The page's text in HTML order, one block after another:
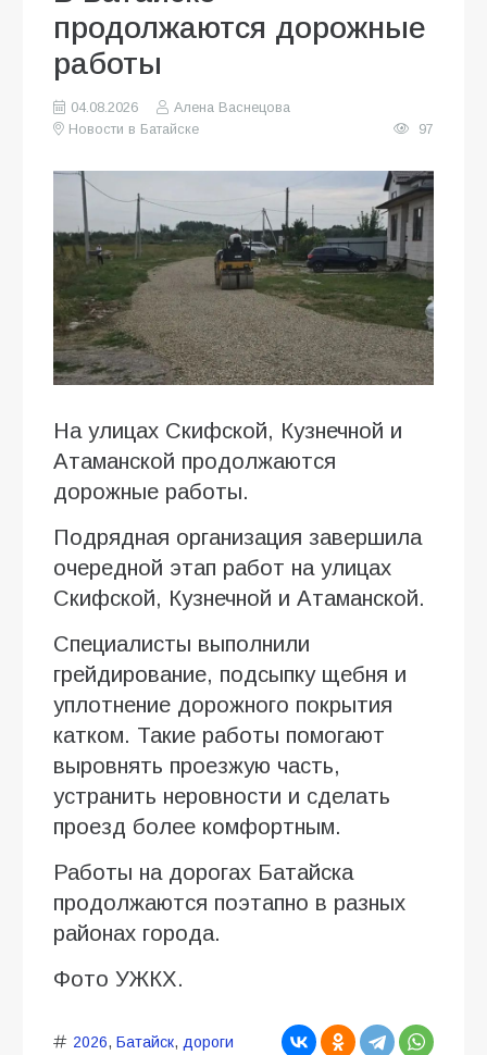
продолжаются дорожные
работы
04.08.2026
Алена Васнецова
Новости в Батайске
97
На улицах Скифской, Кузнечной и
Атаманской продолжаются
дорожные работы.
Подрядная организация завершила
очередной этап работ на улицах
Скифской, Кузнечной и Атаманской.
Специалисты выполнили
грейдирование, подсыпку щебня и
уплотнение дорожного покрытия
катком. Такие работы помогают
выровнять проезжую часть,
устранить неровности и сделать
проезд более комфортным.
Работы на дорогах Батайска
продолжаются поэтапно в разных
районах города.
Фото УЖКХ.
2026, Батайск, дороги